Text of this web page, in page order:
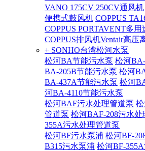
VANO 175CV 250CV通风机
便携式鼓风机 COPPUS
COPPUS PORTAVENT多
COPPUS排风机Ventair高
+ SONHO台湾松河水泵
松河BA节能污水泵 松河
BA-205B节能污水泵 松河
BA-437A节能污水泵 松河
河BA-4110节能污水泵
松河BAF污水处理管道泵
管道泵 松河BAF-208污水处
355A污水处理管道泵
松河BF污水泵浦 松河BF-
B315污水泵浦 松河BF-